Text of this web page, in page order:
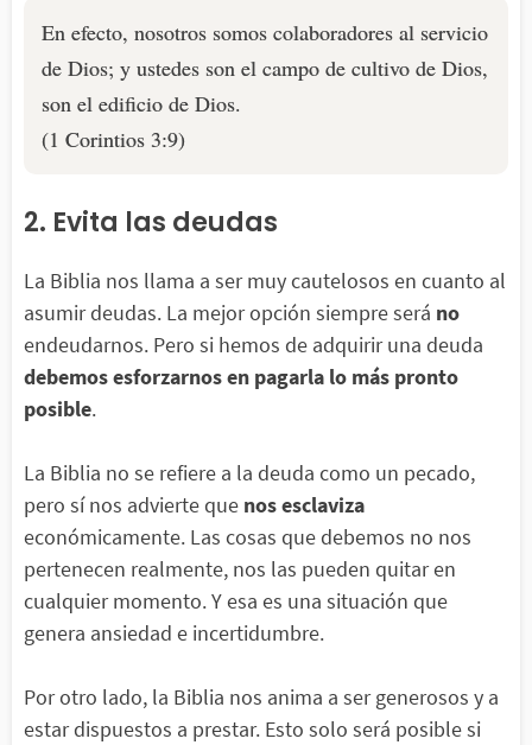
En efecto, nosotros somos colaboradores al servicio
de Dios; y ustedes son el campo de cultivo de Dios,
son el edificio de Dios.
(1 Corintios 3:9)
2. Evita las deudas
La Biblia nos llama a ser muy cautelosos en cuanto al
asumir deudas. La mejor opción siempre será no
endeudarnos. Pero si hemos de adquirir una deuda
debemos esforzarnos en pagarla lo más pronto
posible.
La Biblia no se refiere a la deuda como un pecado,
pero sí nos advierte que nos esclaviza
económicamente. Las cosas que debemos no nos
pertenecen realmente, nos las pueden quitar en
cualquier momento. Y esa es una situación que
genera ansiedad e incertidumbre.
Por otro lado, la Biblia nos anima a ser generosos y a
estar dispuestos a prestar. Esto solo será posible si